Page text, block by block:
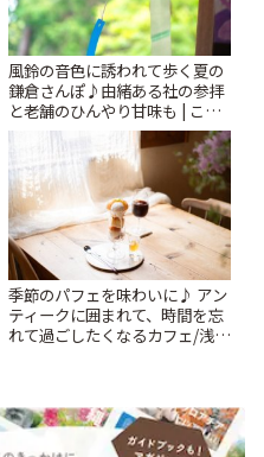
風鈴の音色に誘われて歩く夏の
鎌倉さんぽ♪由緒ある社の参拝
と老舗のひんやり甘味も | こと
りっぷ
季節のパフェを味わいに♪ アン
ティークに囲まれて、時間を忘
れて過ごしたくなるカフェ/浅草